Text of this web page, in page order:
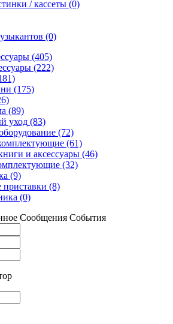
/ кассеты (0)
(0)
(405)
(222)
(175)
(89)
уход (83)
(72)
(61)
и аксессуары (46)
(32)
(9)
(8)
(0)
Сообщения События